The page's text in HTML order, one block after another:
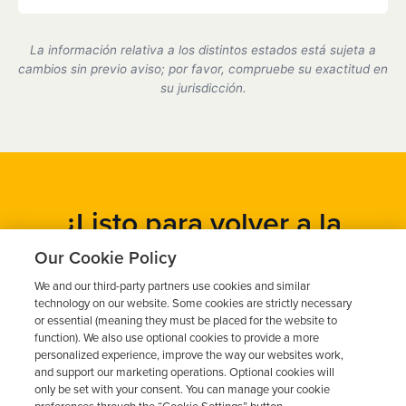
de encendido certificado por el estado de California
y cumplimos plenamente con todos los requisitos
La información relativa a los distintos estados está sujeta a
cambios sin previo aviso; por favor, compruebe su exactitud en
su jurisdicción.
¿Listo para volver a la
carretera?
Obtén un presupuesto gratuito en cuestión de minutos y
programa tu instalación hoy mismo.
Solicita un presupuesto gratuito
Our Cookie Policy
We and our third-party partners use cookies and similar
technology on our website. Some cookies are strictly necessary
or essential (meaning they must be placed for the website to
function). We also use optional cookies to provide a more
personalized experience, improve the way our websites work,
and support our marketing operations. Optional cookies will
only be set with your consent. You can manage your cookie